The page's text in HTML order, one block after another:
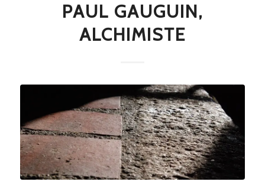
PAUL GAUGUIN,
ALCHIMISTE